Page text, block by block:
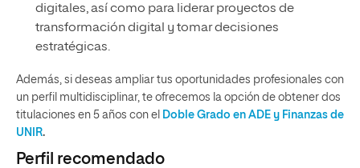
digitales, así como para liderar proyectos de
transformación digital y tomar decisiones
estratégicas.
Además, si deseas ampliar tus oportunidades profesionales con
un perfil multidisciplinar, te ofrecemos la opción de obtener dos
titulaciones en 5 años con el Doble Grado en ADE y Finanzas de
UNIR.
Perfil recomendado